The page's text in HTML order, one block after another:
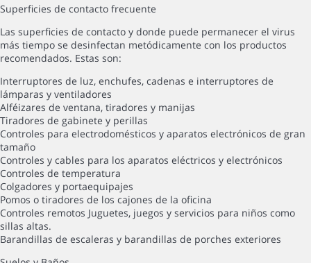
Superficies de contacto frecuente
Las superficies de contacto y donde puede permanecer el virus
más tiempo se desinfectan metódicamente con los productos
recomendados. Estas son:
Interruptores de luz, enchufes, cadenas e interruptores de
lámparas y ventiladores
Alféizares de ventana, tiradores y manijas
Tiradores de gabinete y perillas
Controles para electrodomésticos y aparatos electrónicos de gran
tamaño
Controles y cables para los aparatos eléctricos y electrónicos
Controles de temperatura
Colgadores y portaequipajes
Pomos o tiradores de los cajones de la oficina
Controles remotos Juguetes, juegos y servicios para niños como
sillas altas.
Barandillas de escaleras y barandillas de porches exteriores